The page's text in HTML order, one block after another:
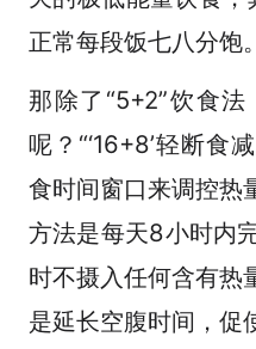
正常每段饭七八分饱。
那除了“5+2”饮食
呢？“‘16+8’轻断食
食时间窗口来调控热
方法是每天8小时内
时不摄入任何含有热
是延长空腹时间，促